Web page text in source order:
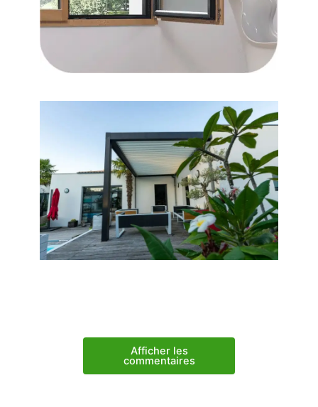
Afficher les
commentaires